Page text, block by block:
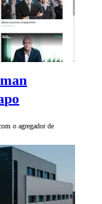
o agregador de